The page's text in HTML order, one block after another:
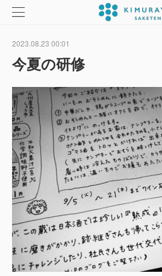
2023.08.23 00:01
今夏の研修